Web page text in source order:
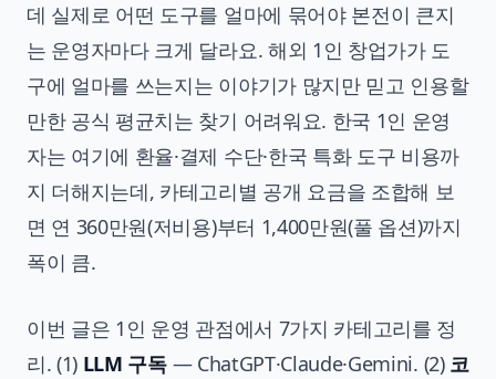
데 실제로 어떤 도구를 얼마에 묶어야 본전이 큰지
는 운영자마다 크게 달라요. 해외 1인 창업가가 도
구에 얼마를 쓰는지는 이야기가 많지만 믿고 인용할
만한 공식 평균치는 찾기 어려워요. 한국 1인 운영
자는 여기에 환율·결제 수단·한국 특화 도구 비용까
지 더해지는데, 카테고리별 공개 요금을 조합해 보
면 연 360만원(저비용)부터 1,400만원(풀 옵션)까지
폭이 큼.
이번 글은 1인 운영 관점에서 7가지 카테고리를 정
리. (1) LLM 구독— ChatGPT·Claude·Gemini. (2) 코